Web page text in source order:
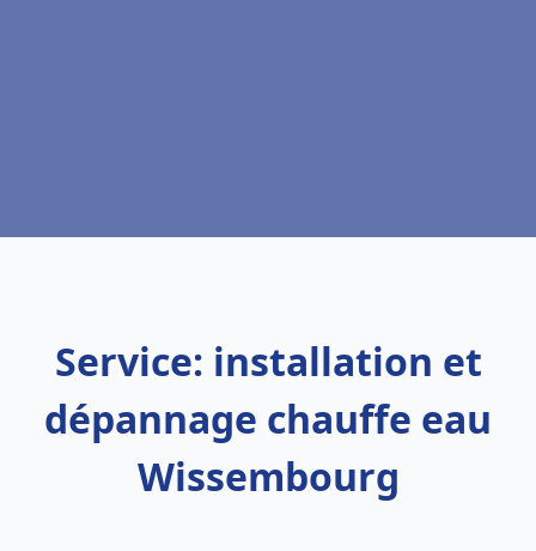
Service: installation et
dépannage chauffe eau
Wissembourg